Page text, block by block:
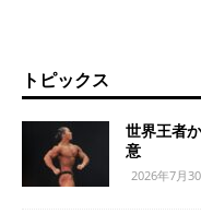
トピックス
世界王者
意
2026年7月